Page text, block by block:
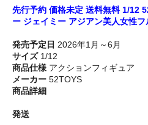
先行予約 価格未定 送料無料 1/12
ー ジェイミー アジアン美人女性フ
発売予定日 2026年1月～6月
サイズ1/12
商品仕様 アクションフィギュア
メーカー 52TOYS
商品詳細
発送